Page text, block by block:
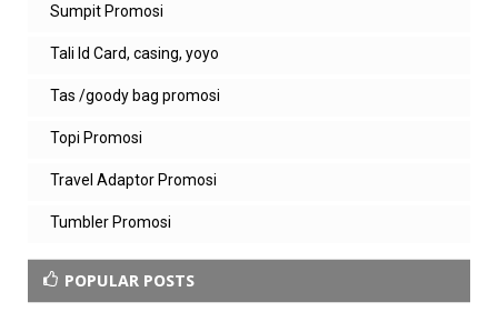
Sumpit Promosi
Tali Id Card, casing, yoyo
Tas /goody bag promosi
Topi Promosi
Travel Adaptor Promosi
Tumbler Promosi
POPULAR POSTS